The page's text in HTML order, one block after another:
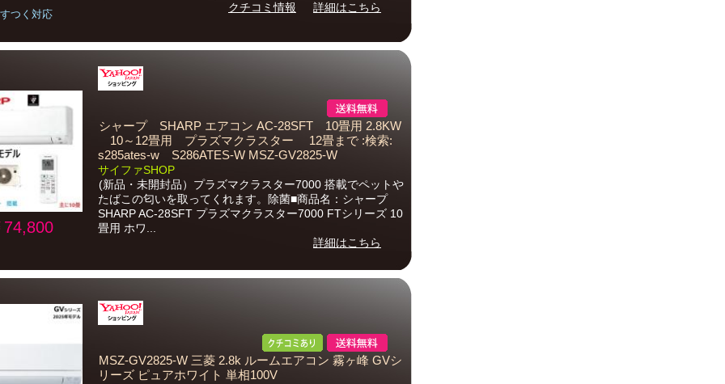
つく対応
クチコミ情報
詳細はこちら
74,800
シャープ SHARP エアコン AC-28SFT 10畳用 2.8KW
10～12畳用 プラズマクラスター 12畳まで :検索:
s285ates-w S286ATES-W MSZ-GV2825-W
サイファSHOP
(新品・未開封品）プラズマクラスター7000 搭載でペットや
たばこの匂いを取ってくれます。除菌■商品名：シャープ
SHARP AC-28SFT プラズマクラスター7000 FTシリーズ 10
畳用 ホワ...
詳細はこちら
MSZ-GV2825-W 三菱 2.8k ルームエアコン 霧ヶ峰 GVシ
リーズ ピュアホワイト 単相100V